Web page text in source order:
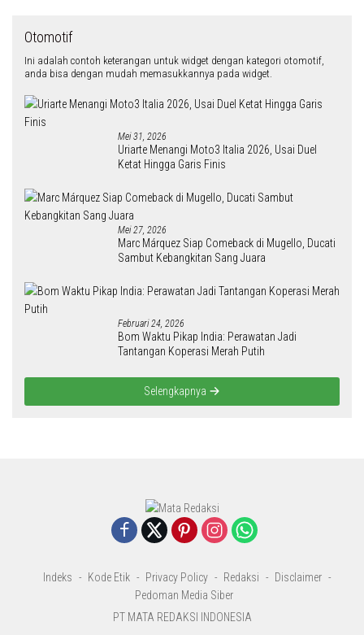
Otomotif
Ini adalah contoh keterangan untuk widget dengan kategori otomotif,
anda bisa dengan mudah memasukkannya pada widget.
Mei 31, 2026
Uriarte Menangi Moto3 Italia 2026, Usai Duel
Ketat Hingga Garis Finis
Mei 27, 2026
Marc Márquez Siap Comeback di Mugello, Ducati
Sambut Kebangkitan Sang Juara
Februari 24, 2026
Bom Waktu Pikap India: Perawatan Jadi
Tantangan Koperasi Merah Putih
Selengkapnya
Indeks Kode Etik Privacy Policy Redaksi
Disclaimer
Pedoman Media Siber
PT MATA REDAKSI INDONESIA